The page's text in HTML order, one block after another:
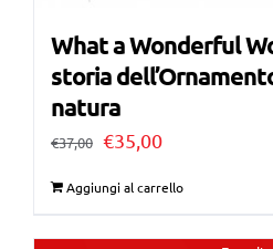
What a Wonderful
storia
natura
€37,00 Il
€35,00Il
Aggiungi al carrello